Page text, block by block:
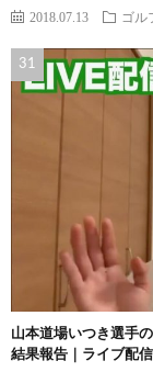
2018.07.13 ゴル
山本道場いつき選手
結果報告｜ライブ配